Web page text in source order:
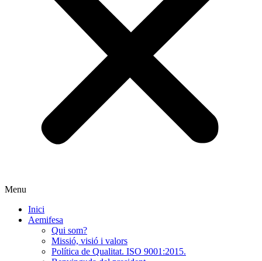
Menu
Inici
Aemifesa
Qui som?
Missió, visió i valors
Política de Qualitat. ISO 9001:2015.